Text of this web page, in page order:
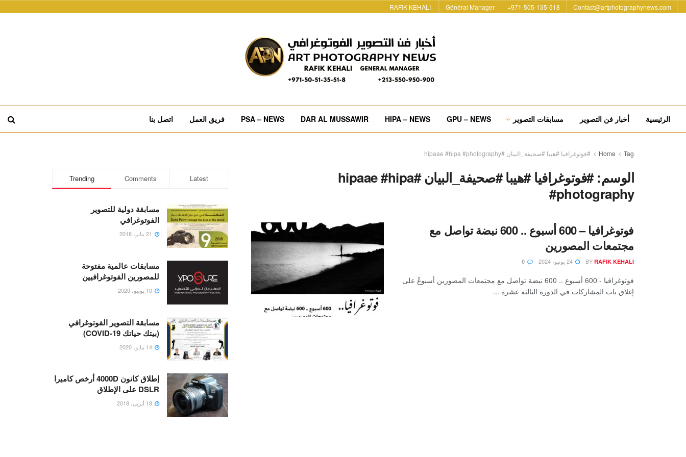
Contact@artphotographynews.com
971-505-135-518+
Général Manager
RAFIK KEHALI
الرئيسية أخبار فن التصوير مسابقات التصوير GPU – NEWS
HIPA – NEWS
DAR AL MUSSAWIR
PSA – NEWS فريق العمل اتصل بنا
Home Tag #فوتوغرافيا #هيبا #صحيفة_البيان #hipaae #hipa #photography
الوسم:
#فوتوغرافيا #هيبا #صحيفة_البيان #hipaae #hipa
#photography
فوتوغرافيا – 600 أسبوع .. 600 نبضة تواصل مع
مجتمعات المصورين
BY RAFIK KEHALI
فوتوغرافيا - 600 أسبوع .. 600 نبضة تواصل مع مجتمعات المصورين أسبوعٌ على
إغلاق باب المشاركات في الدورة الثالثة عشرة ...
Trending Comments Latest
مسابقة دولية للتصوير
الفوتوغرافي
مسابقات عالمية مفتوحة
للمصورين الفوتوغرافيين
مسابقة التصوير الفوتوغرافي
(بيتك حياتك COVID-19)
إطلاق كانون 4000D أرخص كاميرا
DSLR على الإطلاق